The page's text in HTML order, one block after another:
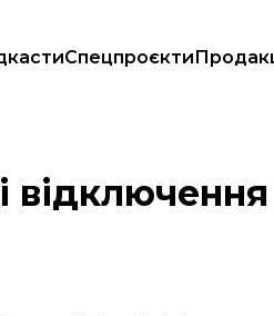
Спецпроєкти
чому